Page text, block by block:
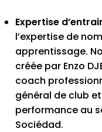
Expertise
l’expertise de
apprentissage.
créée par Enzo
coach
général de club
performance au
Sociédad.